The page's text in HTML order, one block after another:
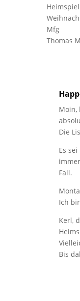
Mfg
Thomas
Moin,
Die
Es
Fall.
Ich
Kerl,
Bis